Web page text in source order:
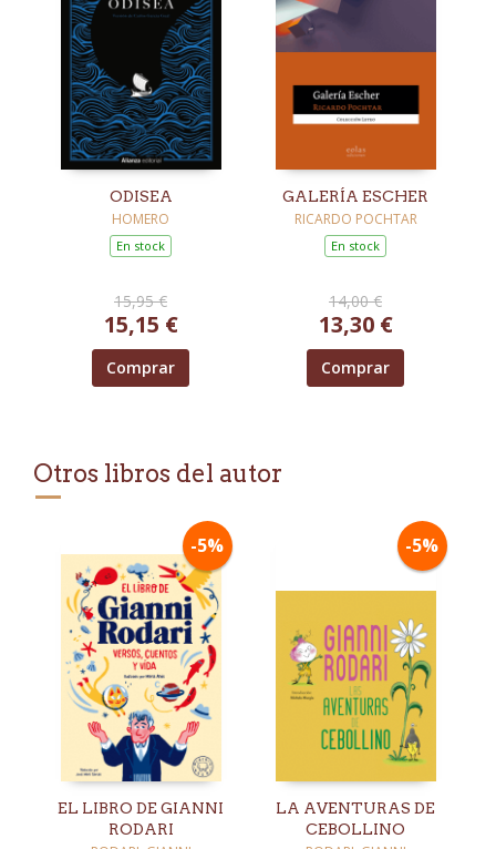
ODISEA
HOMERO
En stock
15,95 €
15,15 €
Comprar
GALERÍA ESCHER
RICARDO POCHTAR
En stock
14,00 €
13,30 €
Comprar
Otros libros del autor
-5%
EL LIBRO DE GIANNI
RODARI
-5%
LA AVENTURAS DE
CEBOLLINO